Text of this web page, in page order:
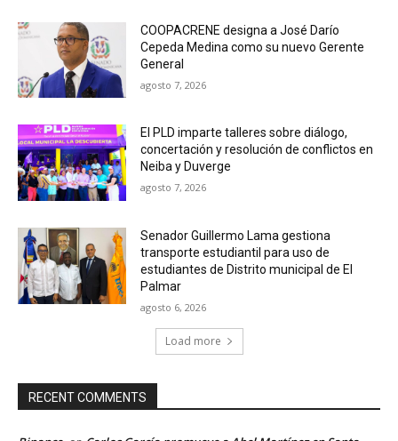
COOPACRENE designa a José Darío
Cepeda Medina como su nuevo Gerente
General
agosto 7, 2026
El PLD imparte talleres sobre diálogo,
concertación y resolución de conflictos en
Neiba y Duverge
agosto 7, 2026
Senador Guillermo Lama gestiona
transporte estudiantil para uso de
estudiantes de Distrito municipal de El
Palmar
agosto 6, 2026
Load more
RECENT COMMENTS